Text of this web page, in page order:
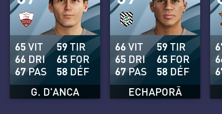
G. D'ANCA
65VIT
66 DRI
67PAS
59TIR
65 FOR
58 DÉF
ECHAPORÃ
66VIT
65 DRI
67PAS
59TIR
65 FOR
58 DÉF